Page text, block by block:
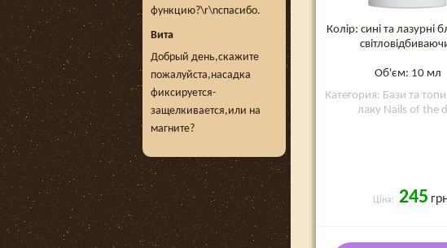
функцию?\r\nспасибо.
Вита
Добрый день,скажите
пожалуйста,насадка
фиксируется-
защелкивается,или на
магните?
Колір: сині та лазурні
Об'єм: 10 мл
Категория: Бази та
лаку Nails of the
Ціна: 245